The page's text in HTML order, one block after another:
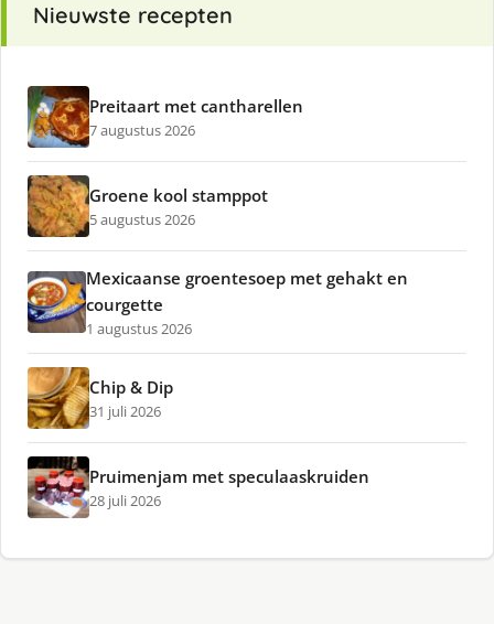
Nieuwste recepten
Preitaart met cantharellen
7 augustus 2026
Groene kool stamppot
5 augustus 2026
Mexicaanse groentesoep met gehakt en
courgette
1 augustus 2026
Chip & Dip
31 juli 2026
Pruimenjam met speculaaskruiden
28 juli 2026